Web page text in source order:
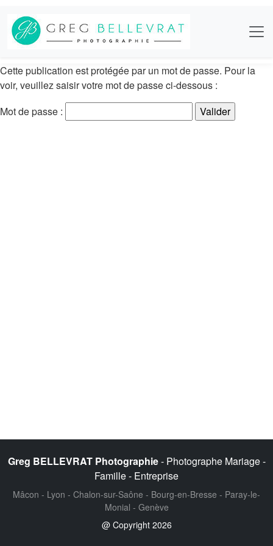
Cette publication est protégée par un mot de passe. Pour la
voir, veuillez saisir votre mot de passe ci-dessous :
Mot de passe :
Greg BELLEVRAT Photographie- Photographe Mariage -
Famille - Entreprise
Mâcon - Lyon - Chalon-sur-Saône - Bourg-en-Bresse - Paray-le-
Monial - Genève
@ Copyright 2026